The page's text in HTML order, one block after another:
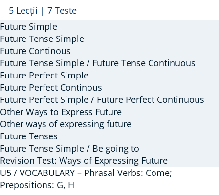
Arată
U5
/
GRAMMAR
–
Ways
Of
Expressing
Future;
Revision:
Tenses
5 Lecții | 7 Teste
Future Simple
Future Tense Simple
Future Continous
Future Tense Simple / Future Tense Continuous
Future Perfect Simple
Future Perfect Continous
Future Perfect Simple / Future Perfect Continuous
Other Ways to Express Future
Other ways of expressing future
Future Tenses
Future Tense Simple / Be going to
Revision Test: Ways of Expressing Future
U5 / VOCABULARY – Phrasal Verbs: Come;
Prepositions: G, H